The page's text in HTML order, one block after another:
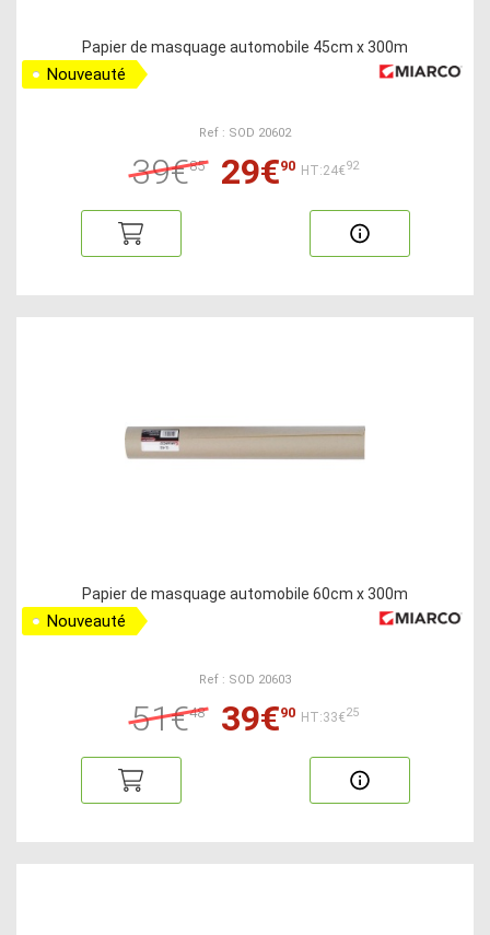
Papier de masquage automobile 45cm x 300m
Nouveauté
Ref : SOD 20602
39€85 29€90 HT:24€92
Papier de masquage automobile 60cm x 300m
Nouveauté
Ref : SOD 20603
51€48 39€90 HT:33€25